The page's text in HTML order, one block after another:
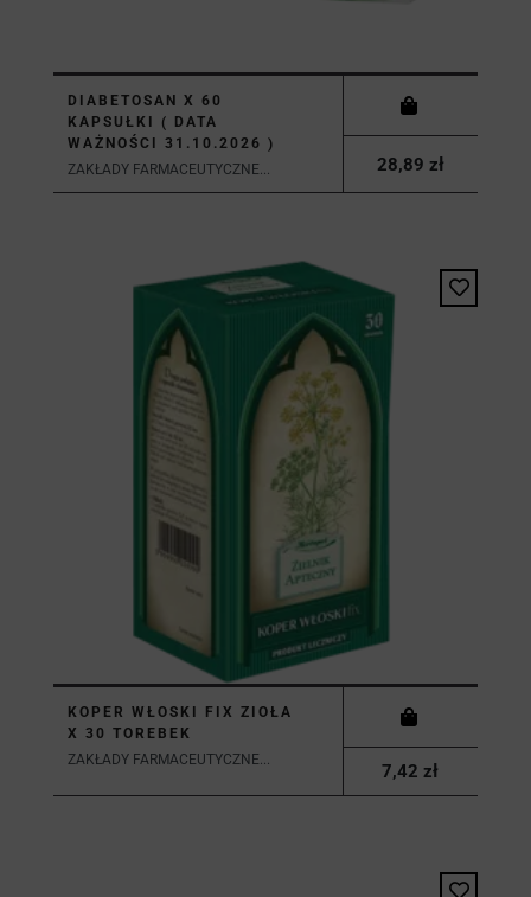
DIABETOSAN X 60
KAPSUŁKI ( DATA
WAŻNOŚCI 31.10.2026 )
ZAKŁADY FARMACEUTYCZNE...
28,89 zł
KOPER WŁOSKI FIX ZIOŁA
X 30 TOREBEK
ZAKŁADY FARMACEUTYCZNE...
7,42 zł